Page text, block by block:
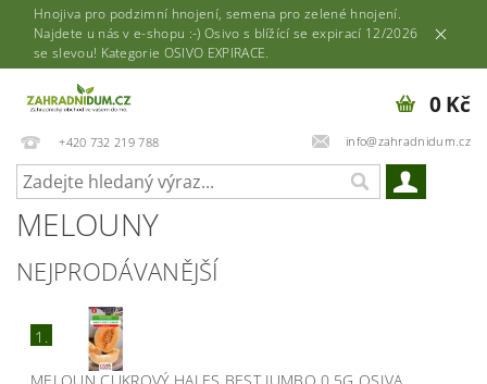
Hnojiva pro podzimní hnojení, semena pro zelené hnojení.
Najdete u nás v e-shopu :-) Osivo s blížící se expirací 12/2026
se slevou! Kategorie OSIVO EXPIRACE.
+420 732 219 788 info@zahradnidum.cz
0 Kč
MELOUNY
NEJPRODÁVANĚJŠÍ
1.
MELOUN CUKROVÝ HALES BEST JUMBO 0,5G OSIVA